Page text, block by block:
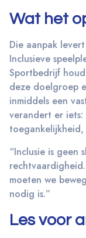
Wat het
Die aanpak
Inclusieve
Sportbedrijf
deze doelgroep
inmiddels een
verandert er
“Inclusie is geen
moeten we
nodig is.”
Les voor